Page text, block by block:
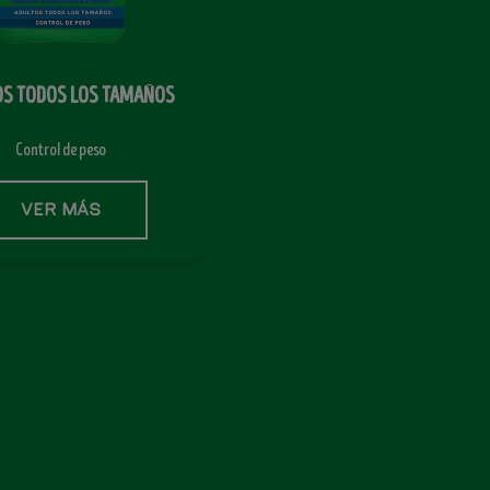
TODOS LOS TAMAÑOS
Control de peso
VER MÁS